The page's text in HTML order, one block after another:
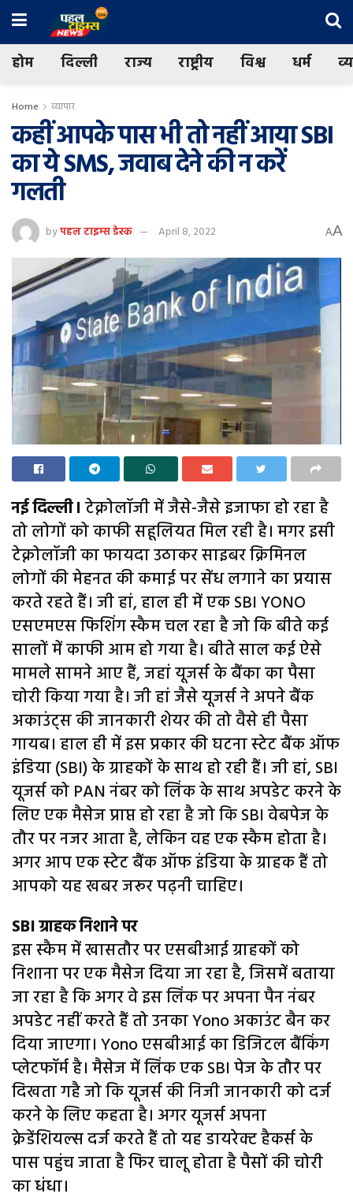
होम दिल्ली राज्य राष्ट्रीय विश्व धर्म
Home व्यापार
कहीं आपके पास भी तो नहीं आया SBI
का ये SMS, जवाब देने की न करें
गलती
byपहल टाइम्स डेस्क April 8, 2022 AA
नई दिल्ली। टेक्नोलॉजी में जैसे-जैसे इजाफा हो रहा है
तो लोगों को काफी सहूलियत मिल रही है। मगर इसी
टेक्नोलॉजी का फायदा उठाकर साइबर क्रिमिनल
लोगों की मेहनत की कमाई पर सेंध लगाने का प्रयास
करते रहते हैं। जी हां, हाल ही में एक SBI YONO
एसएमएस फिशिंग स्कैम चल रहा है जो कि बीते कई
सालों में काफी आम हो गया है। बीते साल कई ऐसे
मामले सामने आए हैं, जहां यूजर्स के बैंका का पैसा
चोरी किया गया है। जी हां जैसे यूजर्स ने अपने बैंक
अकाउंट्स की जानकारी शेयर की तो वैसे ही पैसा
गायब। हाल ही में इस प्रकार की घटना स्टेट बैंक ऑफ
इंडिया (SBI) के ग्राहकों के साथ हो रही हैं। जी हां, SBI
यूजर्स को PAN नंबर को लिंक के साथ अपडेट करने के
लिए एक मैसेज प्राप्त हो रहा है जो कि SBI वेबपेज के
तौर पर नजर आता है, लेकिन वह एक स्कैम होता है।
अगर आप एक स्टेट बैंक ऑफ इंडिया के ग्राहक हैं तो
आपको यह खबर जरूर पढ़नी चाहिए।
SBI ग्राहक निशाने पर
इस स्कैम में खासतौर पर एसबीआई ग्राहकों को
निशाना पर एक मैसेज दिया जा रहा है, जिसमें बताया
जा रहा है कि अगर वे इस लिंक पर अपना पैन नंबर
अपडेट नहीं करते हैं तो उनका Yono अकाउंट बैन कर
दिया जाएगा। Yono एसबीआई का डिजिटल बैंकिंग
प्लेटफॉर्म है। मैसेज में लिंक एक SBI पेज के तौर पर
दिखता गहै जो कि यूजर्स की निजी जानकारी को दर्ज
करने के लिए कहता है। अगर यूजर्स अपना
क्रेडेंशियल्स दर्ज करते हैं तो यह डायरेक्ट हैकर्स के
पास पहुंच जाता है फिर चालू होता है पैसों की चोरी
का धंधा।